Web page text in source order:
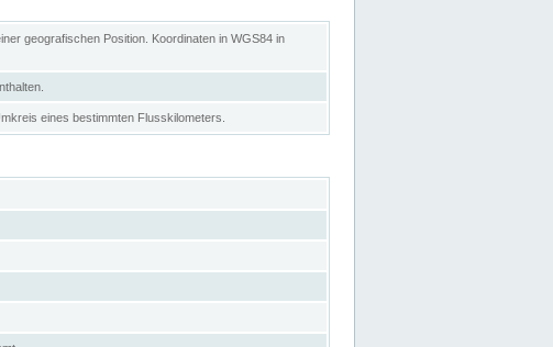
geografischen Position. Koordinaten in WGS84 in
eines bestimmten Flusskilometers.